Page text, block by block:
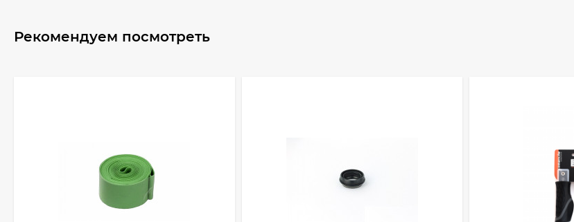
Рекомендуем посмотреть